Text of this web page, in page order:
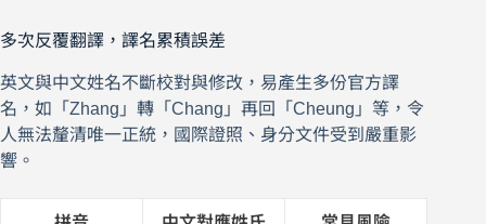
多次反覆翻譯，譯名累積誤差
英文與中文姓名不斷校對與修改，易產生多份官方譯
名，如「Zhang」轉「Chang」再回「Cheung」等，令
人無法釐清唯一正統，國際證照、身分文件受到嚴重影
響。